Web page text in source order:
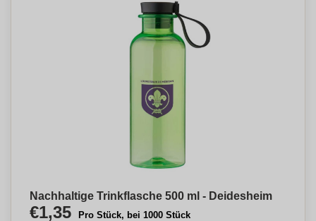
Nachhaltige Trinkflasche 500 ml - Deidesheim
€1,35 Pro Stück, bei 1000 Stück